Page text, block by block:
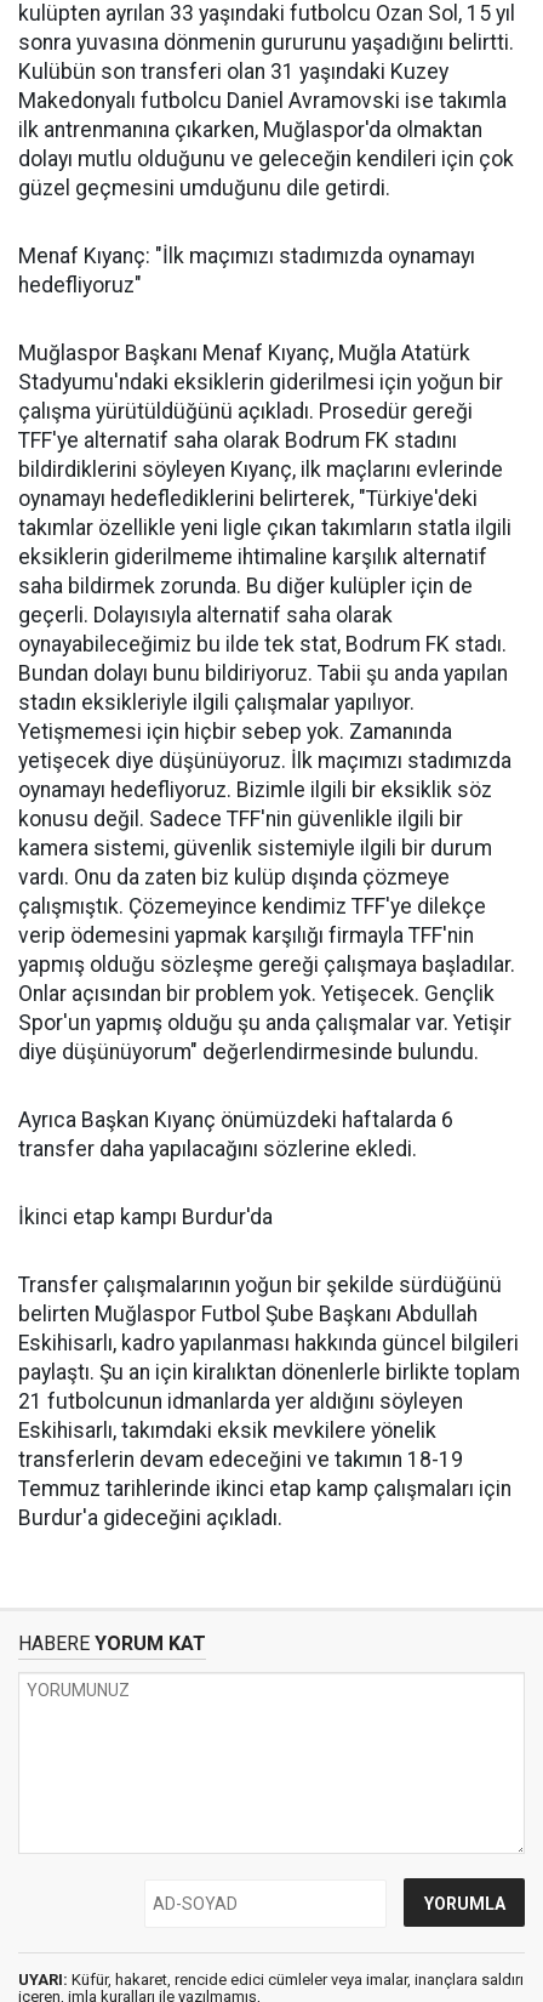
kulüpten ayrılan 33 yaşındaki futbolcu Ozan Sol, 15 yıl
sonra yuvasına dönmenin gururunu yaşadığını belirtti.
Kulübün son transferi olan 31 yaşındaki Kuzey
Makedonyalı futbolcu Daniel Avramovski ise takımla
ilk antrenmanına çıkarken, Muğlaspor'da olmaktan
dolayı mutlu olduğunu ve geleceğin kendileri için çok
güzel geçmesini umduğunu dile getirdi.
Menaf Kıyanç: "İlk maçımızı stadımızda oynamayı
hedefliyoruz"
Muğlaspor Başkanı Menaf Kıyanç, Muğla Atatürk
Stadyumu'ndaki eksiklerin giderilmesi için yoğun bir
çalışma yürütüldüğünü açıkladı. Prosedür gereği
TFF'ye alternatif saha olarak Bodrum FK stadını
bildirdiklerini söyleyen Kıyanç, ilk maçlarını evlerinde
oynamayı hedeflediklerini belirterek, "Türkiye'deki
takımlar özellikle yeni ligle çıkan takımların statla ilgili
eksiklerin giderilmeme ihtimaline karşılık alternatif
saha bildirmek zorunda. Bu diğer kulüpler için de
geçerli. Dolayısıyla alternatif saha olarak
oynayabileceğimiz bu ilde tek stat, Bodrum FK stadı.
Bundan dolayı bunu bildiriyoruz. Tabii şu anda yapılan
stadın eksikleriyle ilgili çalışmalar yapılıyor.
Yetişmemesi için hiçbir sebep yok. Zamanında
yetişecek diye düşünüyoruz. İlk maçımızı stadımızda
oynamayı hedefliyoruz. Bizimle ilgili bir eksiklik söz
konusu değil. Sadece TFF'nin güvenlikle ilgili bir
kamera sistemi, güvenlik sistemiyle ilgili bir durum
vardı. Onu da zaten biz kulüp dışında çözmeye
çalışmıştık. Çözemeyince kendimiz TFF'ye dilekçe
verip ödemesini yapmak karşılığı firmayla TFF'nin
yapmış olduğu sözleşme gereği çalışmaya başladılar.
Onlar açısından bir problem yok. Yetişecek. Gençlik
Spor'un yapmış olduğu şu anda çalışmalar var. Yetişir
diye düşünüyorum" değerlendirmesinde bulundu.
Ayrıca Başkan Kıyanç önümüzdeki haftalarda 6
transfer daha yapılacağını sözlerine ekledi.
İkinci etap kampı Burdur'da
Transfer çalışmalarının yoğun bir şekilde sürdüğünü
belirten Muğlaspor Futbol Şube Başkanı Abdullah
Eskihisarlı, kadro yapılanması hakkında güncel bilgileri
paylaştı. Şu an için kiralıktan dönenlerle birlikte toplam
21 futbolcunun idmanlarda yer aldığını söyleyen
Eskihisarlı, takımdaki eksik mevkilere yönelik
transferlerin devam edeceğini ve takımın 18-19
Temmuz tarihlerinde ikinci etap kamp çalışmaları için
Burdur'a gideceğini açıkladı.
HABERE YORUM KAT
UYARI: Küfür, hakaret, rencide edici cümleler veya imalar, inançlara saldırı
içeren, imla kuralları ile yazılmamış,